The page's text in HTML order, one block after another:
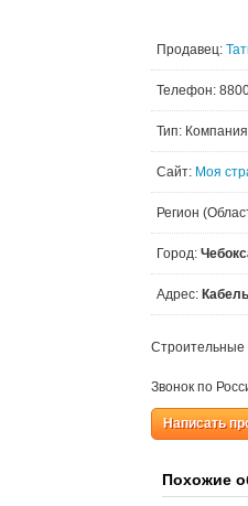
Продавец:
Телефон:
Тип: Компания
Сайт: Моя
Регион
Город:
Адрес:
Строительные
Звонок по
Написать
Похожие